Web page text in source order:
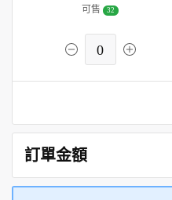
可售 32
0
訂單金額